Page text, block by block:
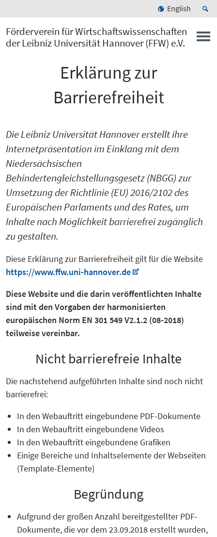
English
Förderverein für Wirtschaftswissenschaften
der Leibniz Universität Hannover (FFW) e.V.
Erklärung zur
Barrierefreiheit
Die Leibniz Universität Hannover erstellt ihre
Internetpräsentation im Einklang mit dem
Niedersächsischen
Behindertengleichstellungsgesetz (NBGG) zur
Umsetzung der Richtlinie (EU) 2016/2102 des
Europäischen Parlaments und des Rates, um
Inhalte nach Möglichkeit barrierefrei zugänglich
zu gestalten.
Diese Erklärung zur Barrierefreiheit gilt für die Website
https://www.ffw.uni-hannover.de
Diese Website und die darin veröffentlichten Inhalte
sind mit den Vorgaben der harmonisierten
europäischen Norm EN 301 549 V2.1.2 (08-2018)
teilweise vereinbar.
Nicht barrierefreie Inhalte
Die nachstehend aufgeführten Inhalte sind noch nicht
barrierefrei:
In den Webauftritt eingebundene PDF-Dokumente
In den Webauftritt eingebundene Videos
In den Webauftritt eingebundene Grafiken
Einige Bereiche und Inhaltselemente der Webseiten
(Template-Elemente)
Begründung
Aufgrund der großen Anzahl bereitgestellter PDF-
Dokumente, die vor dem 23.09.2018 erstellt wurden,